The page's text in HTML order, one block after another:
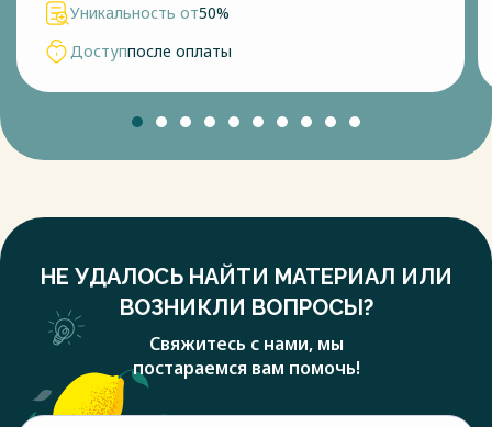
Уникальность от50%
Доступпосле оплаты
НЕ УДАЛОСЬ НАЙТИ МАТЕРИАЛ ИЛИ
ВОЗНИКЛИ ВОПРОСЫ?
Свяжитесь с нами, мы
постараемся вам помочь!